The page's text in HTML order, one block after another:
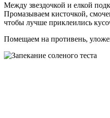
Между звездочкой и елкой
Промазываем кисточкой,
чтобы лучше приклеились
Помещаем на противень,